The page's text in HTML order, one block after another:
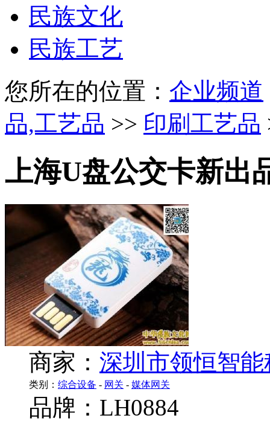
民族文化
民族工艺
您所在的位置： 企业频道
品,工艺品 >> 印刷工艺品
上海U盘公交卡新出
商家： 深圳市领恒智
类别： 综合设备 - 网关 - 媒体网关
品牌：LH0884